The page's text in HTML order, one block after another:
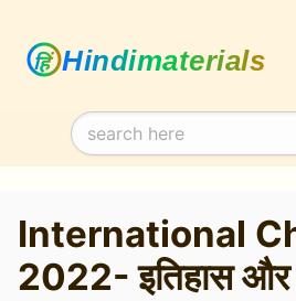
content
International
2022- इतिहास और